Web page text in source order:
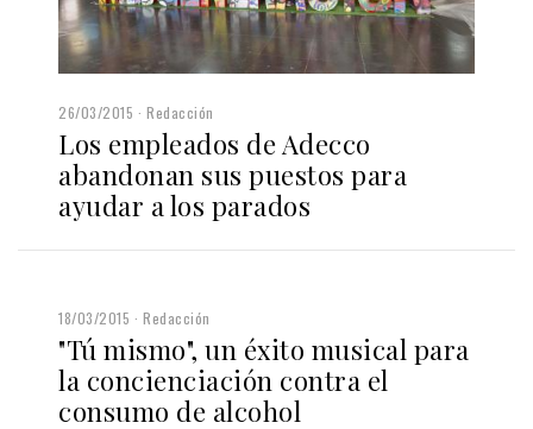
26/03/2015 Redacción
Los empleados de Adecco
abandonan sus puestos para
ayudar a los parados
18/03/2015 Redacción
"Tú mismo", un éxito musical para
la concienciación contra el
consumo de alcohol